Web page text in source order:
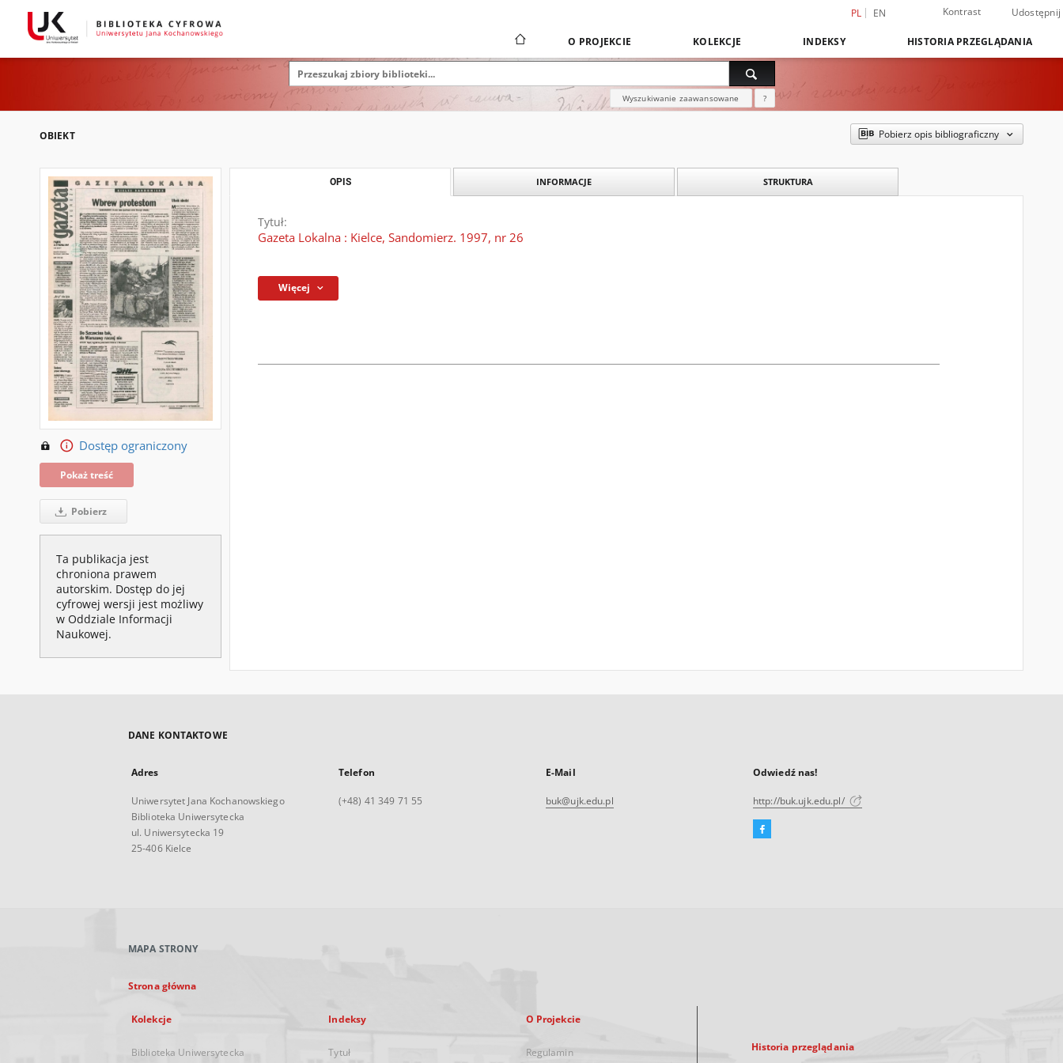
PL EN Kontrast Udostępnij
O PROJEKCIE KOLEKCJE INDEKSY HISTORIA PRZEGLĄDANIA
Wyszukiwanie zaawansowane ?
OBIEKT Pobierz opis bibliograficzny
Dostęp ograniczony
Pokaż treść
Pobierz
Ta publikacja jest
chroniona prawem
autorskim. Dostęp do jej
cyfrowej wersji jest możliwy
w Oddziale Informacji
Naukowej.
OPIS INFORMACJE STRUKTURA
Tytuł:
Gazeta Lokalna : Kielce, Sandomierz. 1997, nr 26
Więcej
DANE KONTAKTOWE
Adres
Uniwersytet Jana Kochanowskiego
Biblioteka Uniwersytecka
ul. Uniwersytecka 19
25-406 Kielce
Telefon
(+48) 41 349 71 55
E-Mail
buk@ujk.edu.pl
Odwiedź nas!
http://buk.ujk.edu.pl/
Facebook
MAPA STRONY
Strona główna
Kolekcje
Biblioteka Uniwersytecka
Indeksy
Tytuł
O Projekcie
Regulamin Historia przeglądania